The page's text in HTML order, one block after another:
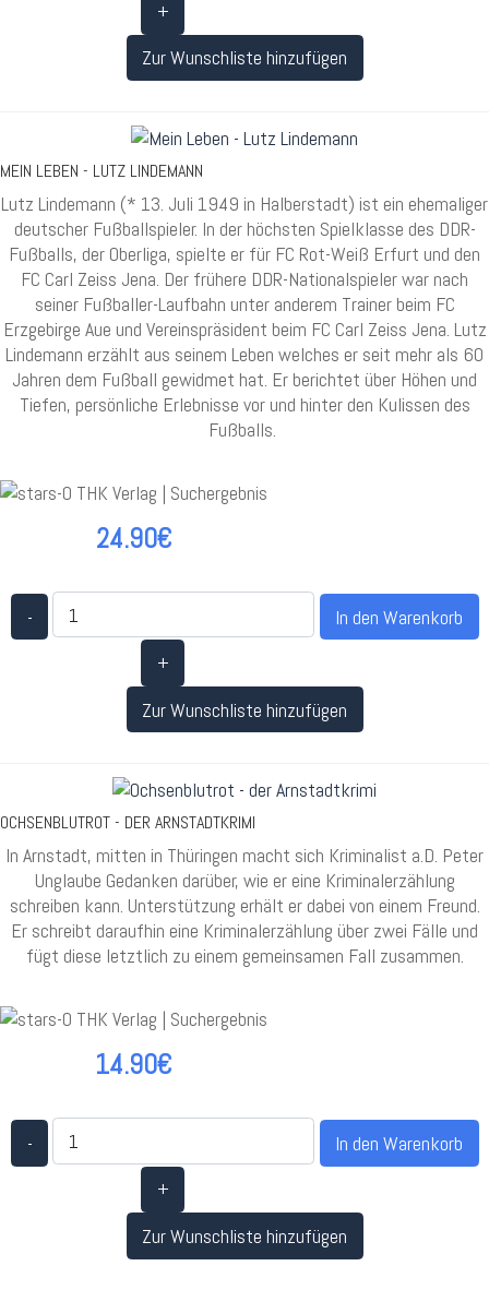
+
Zur Wunschliste hinzufügen
MEIN LEBEN - LUTZ LINDEMANN
Lutz Lindemann (* 13. Juli 1949 in Halberstadt) ist ein ehemaliger
deutscher Fußballspieler. In der höchsten Spielklasse des DDR-
Fußballs, der Oberliga, spielte er für FC Rot-Weiß Erfurt und den
FC Carl Zeiss Jena. Der frühere DDR-Nationalspieler war nach
seiner Fußballer-Laufbahn unter anderem Trainer beim FC
Erzgebirge Aue und Vereinspräsident beim FC Carl Zeiss Jena. Lutz
Lindemann erzählt aus seinem Leben welches er seit mehr als 60
Jahren dem Fußball gewidmet hat. Er berichtet über Höhen und
Tiefen, persönliche Erlebnisse vor und hinter den Kulissen des
Fußballs.
24.90€
-
+
Zur Wunschliste hinzufügen
OCHSENBLUTROT - DER ARNSTADTKRIMI
In Arnstadt, mitten in Thüringen macht sich Kriminalist a.D. Peter
Unglaube Gedanken darüber, wie er eine Kriminalerzählung
schreiben kann. Unterstützung erhält er dabei von einem Freund.
Er schreibt daraufhin eine Kriminalerzählung über zwei Fälle und
fügt diese letztlich zu einem gemeinsamen Fall zusammen.
14.90€
-
+
Zur Wunschliste hinzufügen